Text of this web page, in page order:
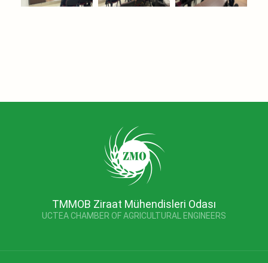
TMMOB Ziraat Mühendisleri Odası
UCTEA CHAMBER OF AGRICULTURAL ENGINEERS